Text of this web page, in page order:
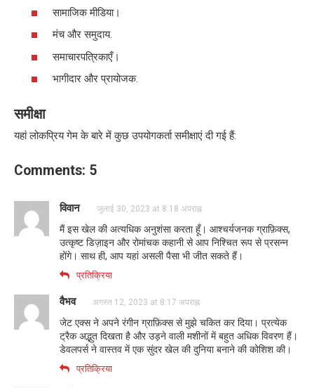
सामाजिक मीडिया।
मंच और समुदाय.
समाचारपत्रिकाएँ।
भागीदार और प्रायोजक.
समीक्षा
यहां लोकप्रिय गेम के बारे में कुछ उपयोगकर्ता समीक्षाएं दी गई हैं:
Comments: 5
विवान जुलाई 30, 2023 at 8:18 अपराह्न
मैं इस खेल की अत्यधिक अनुशंसा करता हूँ। आश्चर्यजनक ग्राफ़िक्स,
उत्कृष्ट डिज़ाइन और रोमांचक कहानी से आप निश्चित रूप से प्रसन्न
होंगे। साथ ही, आप यहां असली पैसा भी जीत सकते हैं।
प्रतिक्रिया
वैभव अगस्त 12, 2023 at 8:17 अपराह्न
जेट एक्स ने अपने रंगीन ग्राफ़िक्स से मुझे चकित कर दिया। प्रत्येक
ट्रैक अद्भुत दिखता है और उड़ने वाली मशीनों में बहुत अधिक विवरण हैं।
डेवलपर्स ने वास्तव में एक सुंदर खेल की दुनिया बनाने की कोशिश की।
प्रतिक्रिया